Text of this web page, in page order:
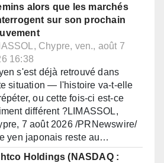
alors que les marchés
sur son prochain
Chypre, ven., août 7
16:38
s'est déjà retrouvé dans
situation — l'histoire va-t-elle
ou cette fois-ci est-ce
différent ?LIMASSOL,
7 août 2026 /PRNewswire/
yen japonais reste au…
Holdings (NASDAQ :